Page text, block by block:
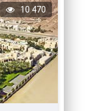
10 470